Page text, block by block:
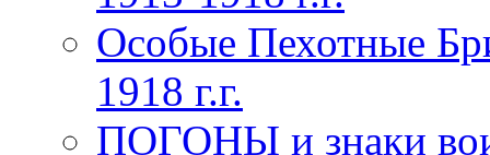
Особые Пехотные
1918 г.г.
ПОГОНЫ и знаки